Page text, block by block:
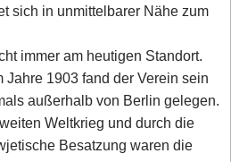
sich in unmittelbarer Nähe zum
immer am heutigen Standort.
1903 fand der Verein sein
außerhalb von Berlin gelegen.
Weltkrieg und durch die
Besatzung waren die